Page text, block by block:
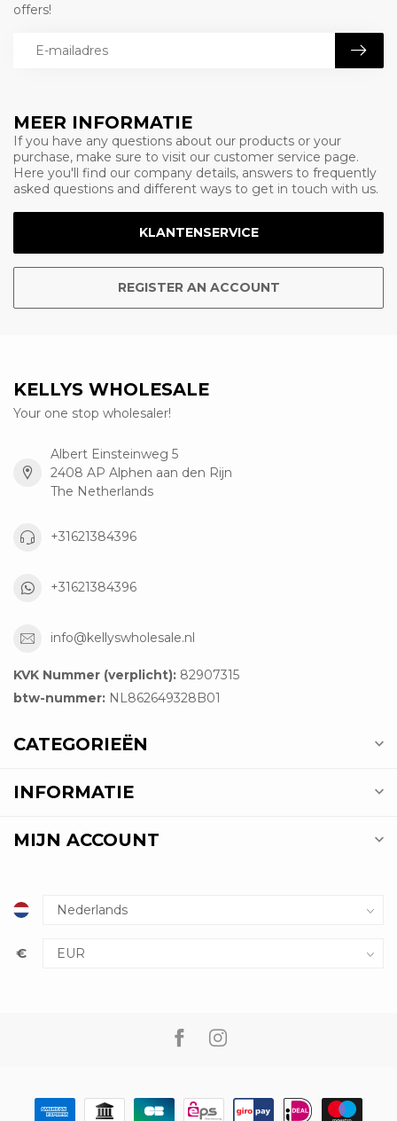
MEER INFORMATIE
If you have any questions about our products or your
purchase, make sure to visit our customer service page.
Here you'll find our company details, answers to frequently
asked questions and different ways to get in touch with us.
KLANTENSERVICE
REGISTER AN ACCOUNT
offers!
KELLYS WHOLESALE
Your one stop wholesaler!
Albert Einsteinweg 5
2408 AP Alphen aan den Rijn
The Netherlands
+31621384396
+31621384396
info@kellyswholesale.nl
KVK Nummer (verplicht): 82907315
btw-nummer: NL862649328B01
CATEGORIEËN
INFORMATIE
MIJN ACCOUNT
€